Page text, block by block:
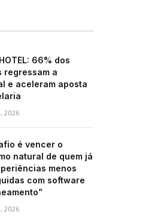
66% dos
regressam a
e aceleram aposta
2026
é vencer o
natural de quem já
menos
com software
2026